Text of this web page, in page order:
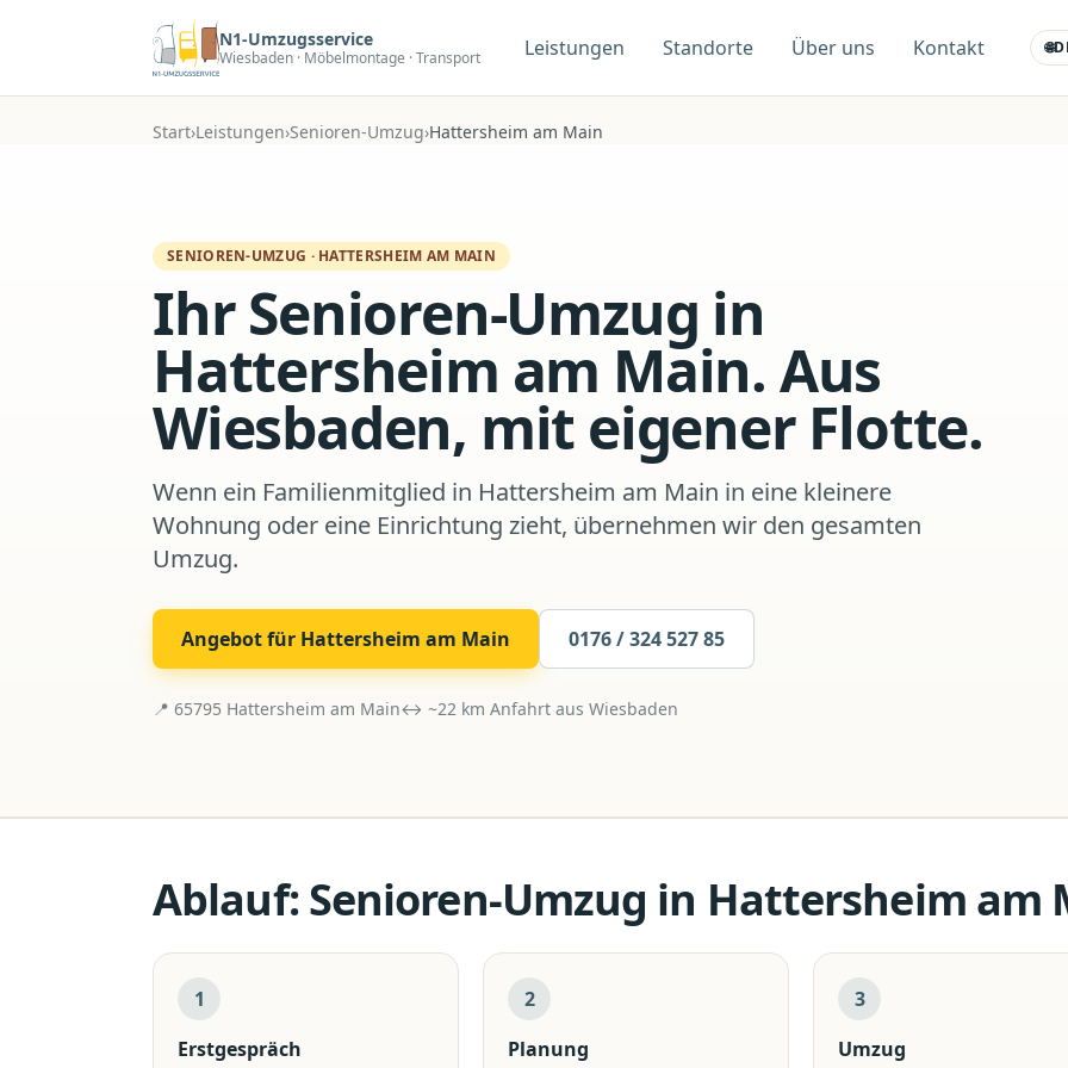
N1-Umzugsservice
Wiesbaden · Möbelmontage · Transport Leistungen Standorte Über uns Kontakt 🌐
Start›Leistungen›Senioren-Umzug›Hattersheim am Main
SENIOREN-UMZUG · HATTERSHEIM AM MAIN
Ihr Senioren-Umzug in
Hattersheim am Main. Aus
Wiesbaden, mit eigener Flotte.
Wenn ein Familienmitglied in Hattersheim am Main in eine kleinere
Wohnung oder eine Einrichtung zieht, übernehmen wir den gesamten
Umzug.
Angebot für Hattersheim am Main 0176 / 324 527 85
📍 65795 Hattersheim am Main↔ ~22 km Anfahrt aus Wiesbaden
Ablauf:Senioren-Umzug in Hattersheim am
1
Erstgespräch
2
Planung
3
Umzug